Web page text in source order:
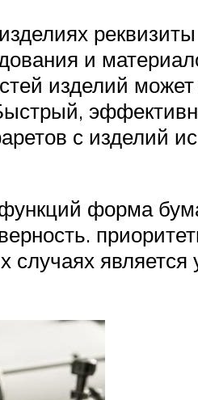
реквизиты
и
изделий может
с изделий
функций форма
случаях является